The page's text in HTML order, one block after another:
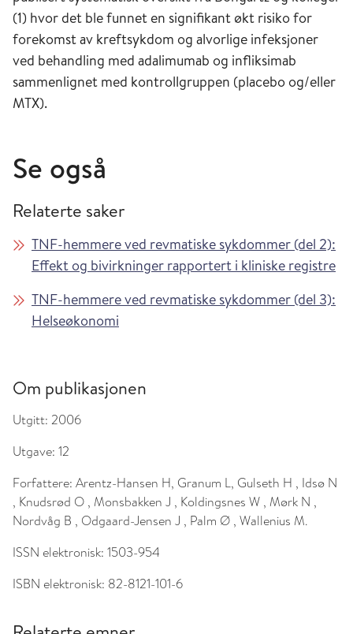
(1) hvor det ble funnet en signifikant økt risiko for
forekomst av kreftsykdom og alvorlige infeksjoner
ved behandling med adalimumab og infliksimab
sammenlignet med kontrollgruppen (placebo og/eller
MTX).
Se også
Relaterte saker
TNF-hemmere ved revmatiske sykdommer (del 2):
Effekt og bivirkninger rapportert i kliniske registre
TNF-hemmere ved revmatiske sykdommer (del 3):
Helseøkonomi
Om publikasjonen
Utgitt: 2006
Utgave: 12
Forfattere: Arentz-Hansen H, Granum L, Gulseth H , Idsø N
, Knudsrød O , Monsbakken J , Koldingsnes W , Mørk N ,
Nordvåg B , Odgaard-Jensen J , Palm Ø , Wallenius M.
ISSN elektronisk: 1503-954
ISBN elektronisk: 82-8121-101-6